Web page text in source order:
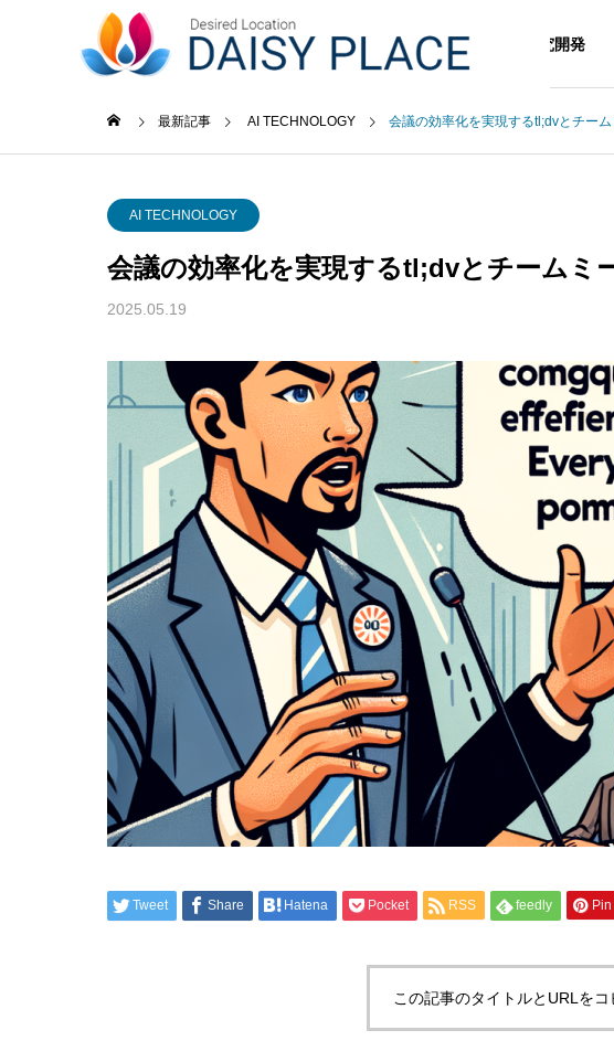
事業内容 研究開発
web3.0
web3.0サ
ービス
AI
AIツー
発
最新記事
News Release
ソフトウェア・通信業界にお
けるAIと対話型ホームページ
の未来
小売業の最適化：AIを
たホームページ改善の
例と専門家の洞察
ACCESS
アクセス
最新記事 AI TECHNOLOGY 会議の効率化を実現するtl;dvとチー
AI TECHNOLOGY
会議の効率化を実現するtl;dvとチームミ
2025.05.19
Tweet Share Hatena Pocket RSS feedly
この記事のタイトルとURLをコ